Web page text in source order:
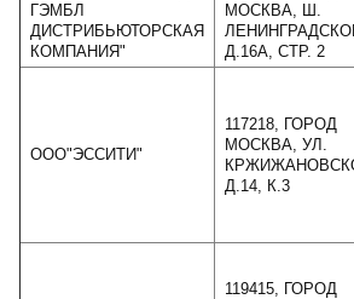
ГЭМБЛ
ДИСТРИБЬЮТОРСКАЯ
КОМПАНИЯ"
МОСКВА, Ш.
Д.16А, СТР. 2
ООО"ЭССИТИ"
117218, ГОРОД
МОСКВА, УЛ.
Д.14, К.3
119415, ГОРОД